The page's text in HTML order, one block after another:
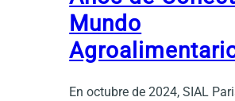
Mundo
En octubre de 2024, SIAL